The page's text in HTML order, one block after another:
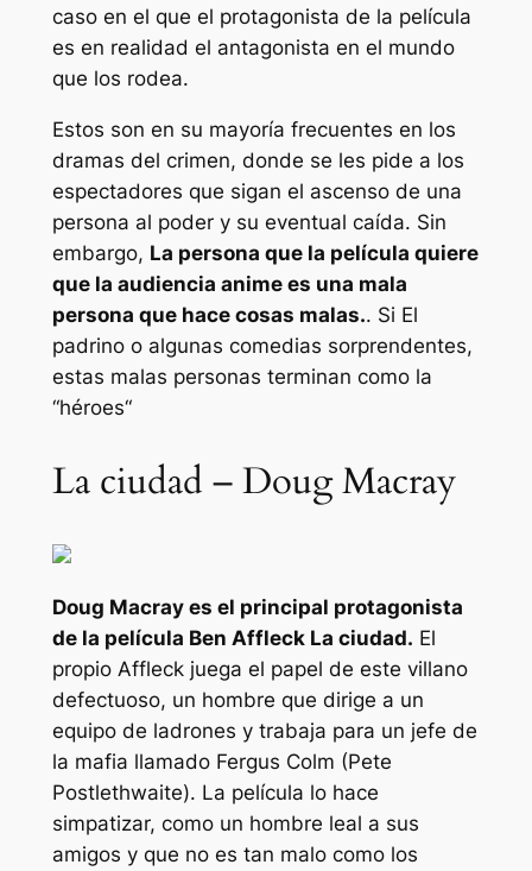
caso en el que el protagonista de la película
es en realidad el antagonista en el mundo
que los rodea.
Estos son en su mayoría frecuentes en los
dramas del crimen, donde se les pide a los
espectadores que sigan el ascenso de una
persona al poder y su eventual caída. Sin
embargo, La persona que la película quiere
que la audiencia anime es una mala
persona que hace cosas malas.. Si El
padrinoo algunas comedias sorprendentes,
estas malas personas terminan como la
“héroes“
La ciudad – Doug Macray
Doug Macray es el principal protagonista
de la película Ben Affleck La ciudad. El
propio Affleck juega el papel de este villano
defectuoso, un hombre que dirige a un
equipo de ladrones y trabaja para un jefe de
la mafia llamado Fergus Colm (Pete
Postlethwaite). La película lo hace
simpatizar, como un hombre leal a sus
amigos y que no es tan malo como los